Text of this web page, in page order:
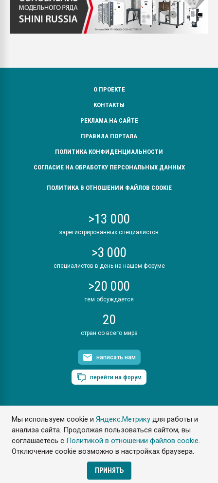
Мы используем cookie иЯндекс.Метрику для работы и
анализа сайта. Продолжая пользоваться сайтом, вы
соглашаетесь с Политикой в отношении файлов cookie.
Отключение cookie возможно в настройках браузера.
ПРИНЯТЬ
О ПРОЕКТЕ
КОНТАКТЫ
РЕКЛАМА НА САЙТЕ
ПРАВИЛА ПОРТАЛА
ПОЛИТИКА КОНФИДЕНЦИАЛЬНОСТИ
СОГЛАСИЕ НА ОБРАБОТКУ ПЕРСОНАЛЬНЫХ ДАННЫХ
ПОЛИТИКА В ОТНОШЕНИИ ФАЙЛОВ COOKIE
>13 000
зарегистрированных специалистов
>3 000
специалистов в день на нашем форуме
>20 000
тем обсуждается
20
стран со всего мира
написать нам
перейти на форум
ПластЭксперт © 2006. Все права защищены
Разрешается копирование материалов сайта с обязательной
ссылкой на www.e-plastic.ru
Разработка сайта